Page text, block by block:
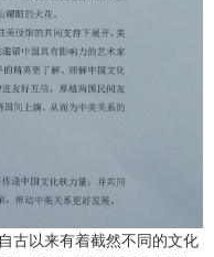
古以来有着截然不同的文化